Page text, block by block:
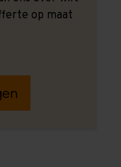
op maat